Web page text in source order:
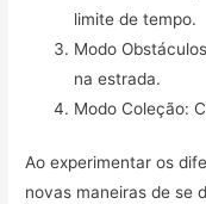
limite de tempo.
Modo
na estrada.
Modo Coleção:
Ao experimentar os
novas maneiras de se